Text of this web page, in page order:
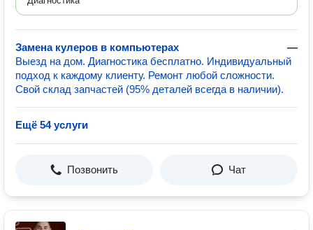
Замена кулеров в компьютерах
—
Выезд на дом. Диагностика бесплатно. Индивидуальный
подход к каждому клиенту. Ремонт любой сложности.
Свой склад запчастей (95% деталей всегда в наличии).
Ещё 54 услуги
Позвонить Чат